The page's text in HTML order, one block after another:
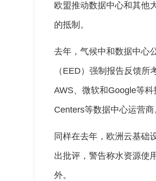
欧盟推动数据中心和其他
的抵制。
去年，气候中和数据中心
（EED）强制报告反馈
AWS、微软和Google等
Centers等数据中心运营商
同样在去年，欧洲云基础
出批评，警告称水资源使
外。